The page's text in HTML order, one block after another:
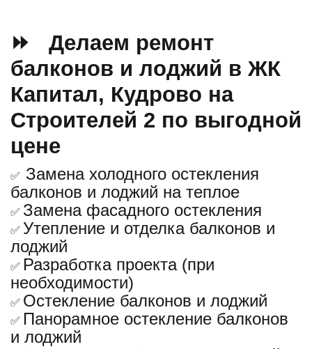
⏩ Делаем ремонт
балконов и лоджий в ЖК
Капитал, Кудрово на
Строителей 2 по выгодной
цене
✅ Замена холодного остекления
балконов и лоджий на теплое
✅ Замена фасадного остекления
✅ Утепление и отделка балконов и
лоджий
✅ Разработка проекта (при
необходимости)
✅ Остекление балконов и лоджий
✅ Панорамное остекление балконов
и лоджий